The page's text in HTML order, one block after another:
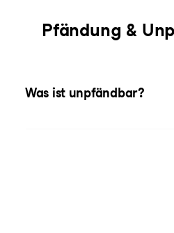
Pfändung &
Was ist unpfändbar?